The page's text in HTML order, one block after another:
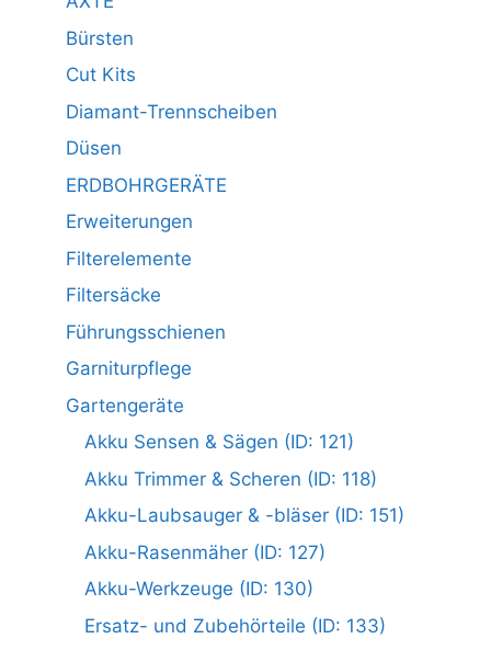
Bürsten
Cut Kits
Diamant-Trennscheiben
Düsen
ERDBOHRGERÄTE
Erweiterungen
Filterelemente
Filtersäcke
Führungsschienen
Garniturpflege
Gartengeräte
Akku Sensen & Sägen (ID: 121)
Akku Trimmer & Scheren (ID: 118)
Akku-Laubsauger & -bläser (ID: 151)
Akku-Rasenmäher (ID: 127)
Akku-Werkzeuge (ID: 130)
Ersatz- und Zubehörteile (ID: 133)